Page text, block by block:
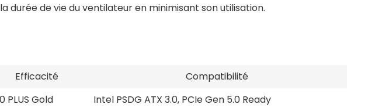
de vie du ventilateur en minimisant son utilisation.
Efficacité
Compatibilité
PLUS Gold
Intel PSDG ATX 3.0, PCIe Gen 5.0 Ready